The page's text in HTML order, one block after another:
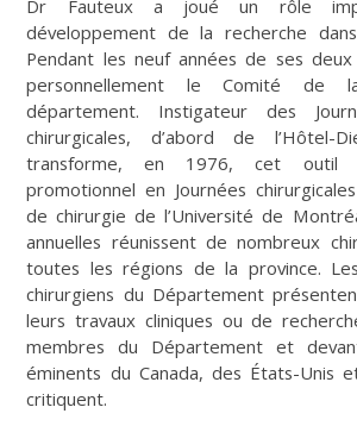
Dr Fauteux a joué un rôle
développement de la recherche
Pendant les neuf années de ses
personnellement le Comité de
département. Instigateur des
chirurgicales, d’abord de
transforme, en 1976, cet outil
promotionnel en Journées
de chirurgie de l’Université de
annuelles réunissent de nombreux
toutes les régions de la province.
chirurgiens du Département
leurs travaux cliniques ou de
membres du Département et
éminents du Canada, des États-Unis
critiquent.